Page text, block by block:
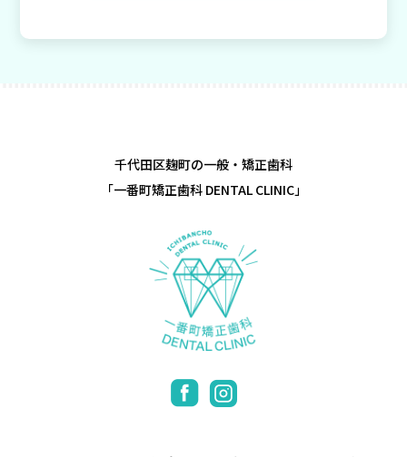
千代田区麹町の一般・矯正歯科
「一番町矯正歯科 DENTAL CLINIC」